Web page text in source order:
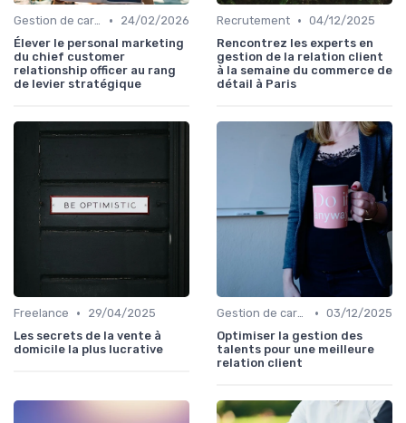
Gestion de carrière •
24/02/2026
Élever le personal marketing
du chief customer
relationship officer au rang
de levier stratégique
Recrutement • 04/12/2025
Rencontrez les experts en
gestion de la relation client
à la semaine du commerce de
détail à Paris
Freelance •
29/04/2025
Les secrets de la vente à
domicile la plus lucrative
Gestion de carrière • 03/12/2025
Optimiser la gestion des
talents pour une meilleure
relation client